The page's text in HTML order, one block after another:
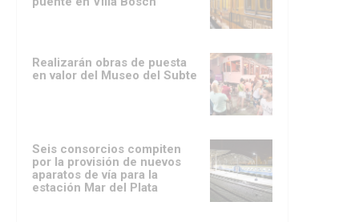
Realizarán obras de puesta
en valor del Museo del Subte
Seis consorcios compiten
por la provisión de nuevos
aparatos de vía para la
estación Mar del Plata